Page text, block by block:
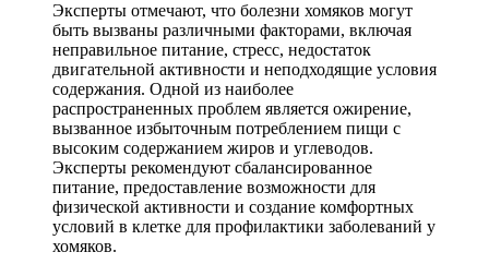
Эксперты отмечают, что болезни хомяков могут
быть вызваны различными факторами, включая
неправильное питание, стресс, недостаток
двигательной активности и неподходящие условия
содержания. Одной из наиболее
распространенных проблем является ожирение,
вызванное избыточным потреблением пищи с
высоким содержанием жиров и углеводов.
Эксперты рекомендуют сбалансированное
питание, предоставление возможности для
физической активности и создание комфортных
условий в клетке для профилактики заболеваний у
хомяков.